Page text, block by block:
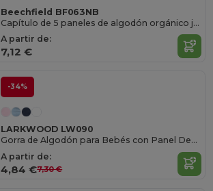
Beechfield BF063NB
Capítulo de 5 paneles de algodón orgánico junior
A partir de:
7,12 €
-34%
LARKWOOD LW090
Gorra de Algodón para Bebés con Panel Decorativo
A partir de:
4,84 €7,30 €